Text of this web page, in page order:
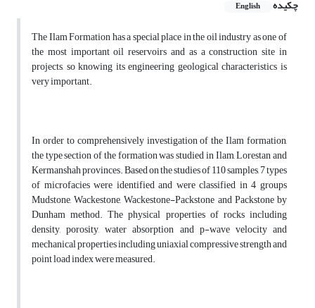
چکیده
English
The Ilam Formation has a special place in the oil industry as one of
the most important oil reservoirs and as a construction site in
projects, so knowing its engineering geological characteristics is
very important.
In order to comprehensively investigation of the Ilam formation,
the type section of the formation was studied in Ilam, Lorestan and
Kermanshah provinces. Based on the studies of 110 samples, 7 types
of microfacies were identified and were classified in 4 groups
Mudstone, Wackestone, Wackestone-Packstone and Packstone by
Dunham method. The physical properties of rocks including
density, porosity, water absorption and p-wave velocity and
mechanical properties including uniaxial compressive strength and
point load index were measured.